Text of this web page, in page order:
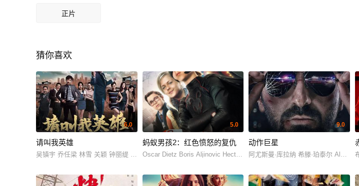
正片
猜你喜欢
6.0
请叫我英雄
吴镇宇 乔任梁 林雪 关颖 钟丽缇 郑则仕 高捷 施予斐 蓝心妍 张子栋
5.0
蚂蚁男孩2：红色愤怒的复仇
Oscar Dietz Boris Aljinovic Hector Brøgger Andersen 尼可拉斯·布若
9.0
动作巨星
阿尤斯曼·库拉纳 希滕·珀泰尔